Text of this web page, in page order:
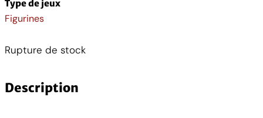
Type de jeux
Figurines
Rupture de stock
Description